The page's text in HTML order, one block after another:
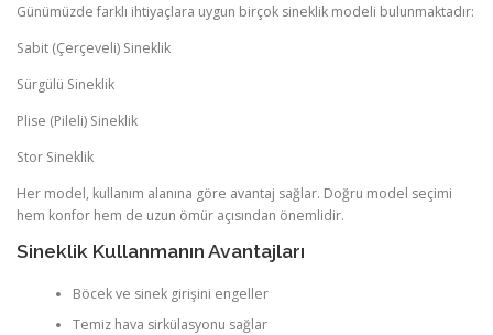
Günümüzde farklı ihtiyaçlara uygun birçok sineklik modeli bulunmaktadır:
Sabit (Çerçeveli) Sineklik
Sürgülü Sineklik
Plise (Pileli) Sineklik
Stor Sineklik
Her model, kullanım alanına göre avantaj sağlar. Doğru model seçimi
hem konfor hem de uzun ömür açısından önemlidir.
Sineklik Kullanmanın Avantajları
Böcek ve sinek girişini engeller
Temiz hava sirkülasyonu sağlar